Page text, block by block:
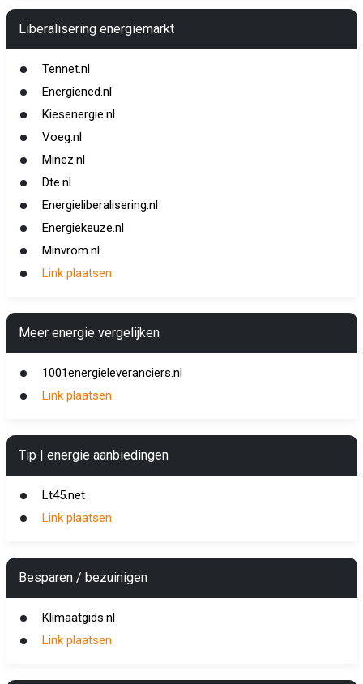
Liberalisering energiemarkt
Tennet.nl
Energiened.nl
Kiesenergie.nl
Voeg.nl
Minez.nl
Dte.nl
Energieliberalisering.nl
Energiekeuze.nl
Minvrom.nl
Link plaatsen
Meer energie vergelijken
1001energieleveranciers.nl
Link plaatsen
Tip | energie aanbiedingen
Lt45.net
Link plaatsen
Besparen / bezuinigen
Klimaatgids.nl
Link plaatsen